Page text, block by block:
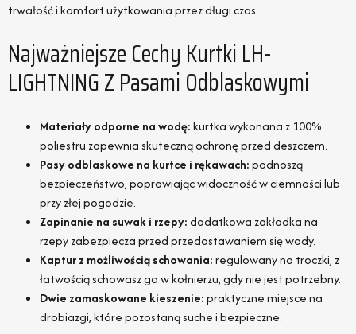
trwałość i komfort użytkowania przez długi czas.
Najważniejsze Cechy Kurtki LH-
LIGHTNING Z Pasami Odblaskowymi
Materiały odporne na wodę:kurtka wykonana z 100%
poliestru zapewnia skuteczną ochronę przed deszczem.
Pasy odblaskowe na kurtce i rękawach:podnoszą
bezpieczeństwo, poprawiając widoczność w ciemności lub
przy złej pogodzie.
Zapinanie na suwak i rzepy:dodatkowa zakładka na
rzepy zabezpiecza przed przedostawaniem się wody.
Kaptur z możliwością schowania:regulowany na troczki, z
łatwością schowasz go w kołnierzu, gdy nie jest potrzebny.
Dwie zamaskowane kieszenie:praktyczne miejsce na
drobiazgi, które pozostaną suche i bezpieczne.